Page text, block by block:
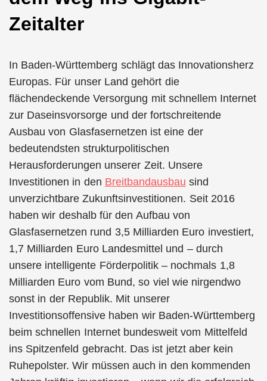
Zeitalter
In Baden-Württemberg schlägt das Innovationsherz
Europas. Für unser Land gehört die
flächendeckende Versorgung mit schnellem Internet
zur Daseinsvorsorge und der fortschreitende
Ausbau von Glasfasernetzen ist eine der
bedeutendsten strukturpolitischen
Herausforderungen unserer Zeit. Unsere
Investitionen in den Breitbandausbau sind
unverzichtbare Zukunftsinvestitionen. Seit 2016
haben wir deshalb für den Aufbau von
Glasfasernetzen rund 3,5 Milliarden Euro investiert,
1,7 Milliarden Euro Landesmittel und – durch
unsere intelligente Förderpolitik – nochmals 1,8
Milliarden Euro vom Bund, so viel wie nirgendwo
sonst in der Republik. Mit unserer
Investitionsoffensive haben wir Baden-Württemberg
beim schnellen Internet bundesweit vom Mittelfeld
ins Spitzenfeld gebracht. Das ist jetzt aber kein
Ruhepolster. Wir müssen auch in den kommenden